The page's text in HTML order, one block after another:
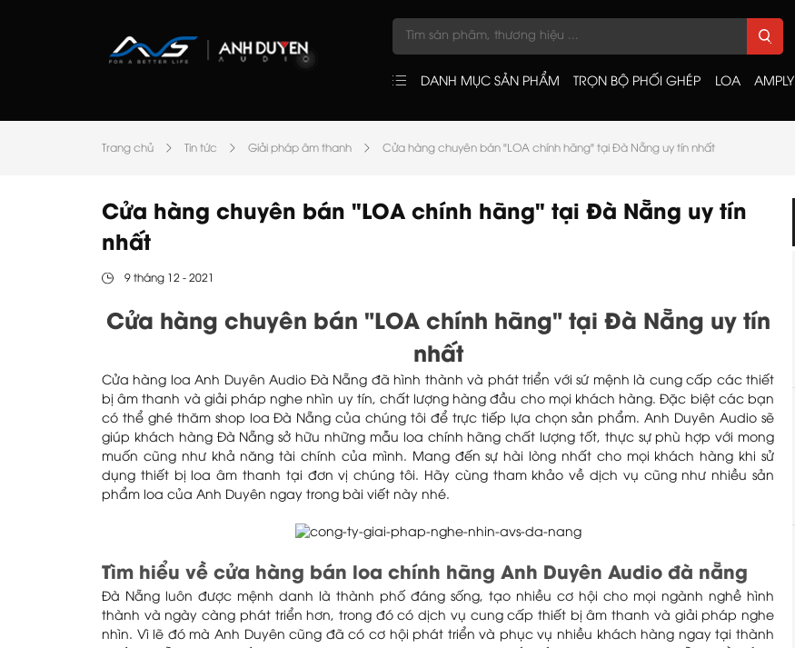
DANH MỤC SẢN PHẨM TRỌN BỘ PHỐI GHÉP LOA AMPLY
Trang chủ Tin tức Giải pháp âm thanh Cửa hàng chuyên bán "LOA chính hãng" tại Đà Nẵng uy tín nhất
Cửa hàng chuyên bán "LOA chính hãng" tại Đà Nẵng uy tín
nhất
9 tháng 12 - 2021
Cửa hàng chuyên bán "LOA chính hãng" tại Đà Nẵng uy tín
nhất
Cửa hàng loa Anh Duyên Audio Đà Nẵng đã hình thành và phát triển với sứ mệnh là cung cấp các thiết
bị âm thanh và giải pháp nghe nhìn uy tín, chất lượng hàng đầu cho mọi khách hàng. Đặc biệt các bạn
có thể ghé thăm shop loa Đà Nẵng của chúng tôi để trực tiếp lựa chọn sản phẩm. Anh Duyên Audio sẽ
giúp khách hàng Đà Nẵng sở hữu những mẫu loa chính hãng chất lượng tốt, thực sự phù hợp với mong
muốn cũng như khả năng tài chính của mình. Mang đến sự hài lòng nhất cho mọi khách hàng khi sử
dụng thiết bị loa âm thanh tại đơn vị chúng tôi. Hãy cùng tham khảo về dịch vụ cũng như nhiều sản
phẩm loa của Anh Duyên ngay trong bài viết này nhé.
Tìm hiểu về cửa hàng bán loa chính hãng Anh Duyên Audio đà nẵng
Đà Nẵng luôn được mệnh danh là thành phố đáng sống, tạo nhiều cơ hội cho mọi ngành nghề hình
thành và ngày càng phát triển hơn, trong đó có dịch vụ cung cấp thiết bị âm thanh và giải pháp nghe
nhìn. Vì lẽ đó mà Anh Duyên cũng đã có cơ hội phát triển và phục vụ nhiều khách hàng ngay tại thành